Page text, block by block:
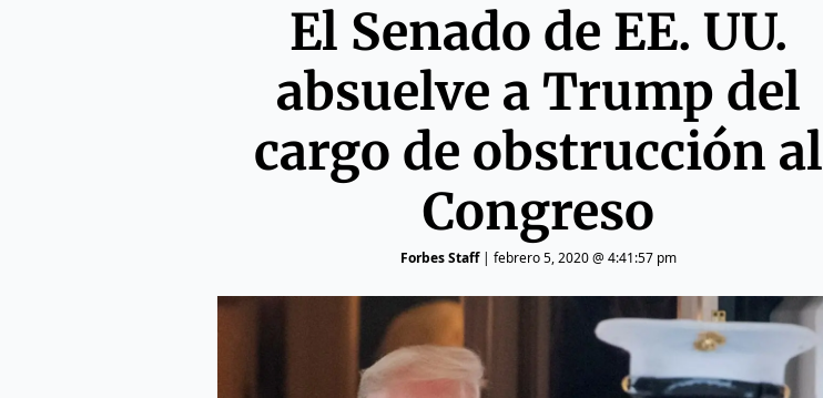
El Senado de EE. UU.
absuelve a Trump del
cargo de obstrucción al
Congreso
Forbes Staff| febrero 5, 2020 @ 4:41:57 pm